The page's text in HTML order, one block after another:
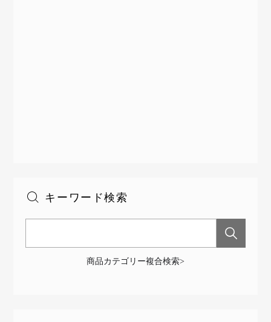
キーワード検索
商品カテゴリー複合検索>